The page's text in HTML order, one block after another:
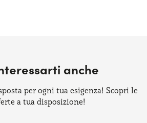
anche
per ogni tua esigenza! Scopri le
a tua disposizione!